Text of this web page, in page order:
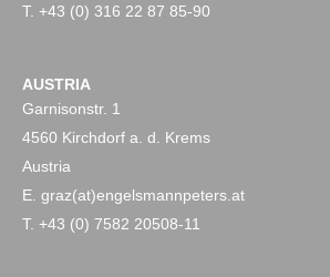
T. +43 (0) 316 22 87 85-90
AUSTRIA
Garnisonstr. 1
4560 Kirchdorf a. d. Krems
Austria
E. graz(at)engelsmannpeters.at
T. +43 (0) 7582 20508-11